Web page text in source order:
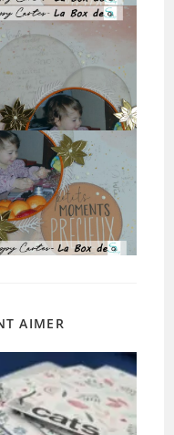
AIMER